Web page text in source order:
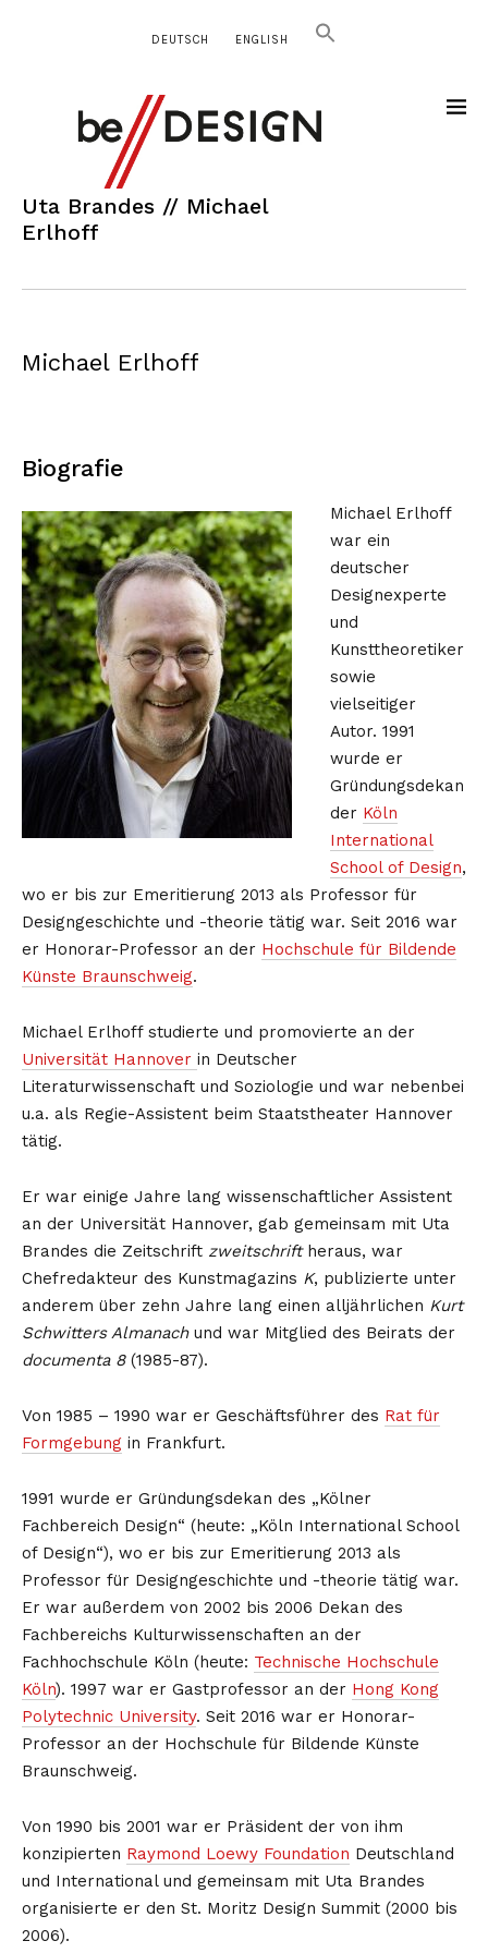
DEUTSCH ENGLISH
Uta Brandes // Michael
Erlhoff
Michael Erlhoff
Biografie
Michael Erlhoff
war ein
deutscher
Designexperte
und
Kunsttheoretiker
sowie
vielseitiger
Autor. 1991
wurde er
Gründungsdekan
der Köln
International
School of Design,
wo er bis zur Emeritierung 2013 als Professor für
Designgeschichte und -theorie tätig war. Seit 2016 war
er Honorar-Professor an der Hochschule für Bildende
Künste Braunschweig.
Michael Erlhoff studierte und promovierte an der
Universität Hannover in Deutscher
Literaturwissenschaft und Soziologie und war nebenbei
u.a. als Regie-Assistent beim Staatstheater Hannover
tätig.
Er war einige Jahre lang wissenschaftlicher Assistent
an der Universität Hannover, gab gemeinsam mit Uta
Brandes die Zeitschrift zweitschriftheraus, war
Chefredakteur des Kunstmagazins K, publizierte unter
anderem über zehn Jahre lang einen alljährlichen Kurt
Schwitters Almanachund war Mitglied des Beirats der
documenta 8(1985-87).
Von 1985 – 1990 war er Geschäftsführer des Rat für
Formgebung in Frankfurt.
1991 wurde er Gründungsdekan des „Kölner
Fachbereich Design“ (heute: „Köln International School
of Design“), wo er bis zur Emeritierung 2013 als
Professor für Designgeschichte und -theorie tätig war.
Er war außerdem von 2002 bis 2006 Dekan des
Fachbereichs Kulturwissenschaften an der
Fachhochschule Köln (heute: Technische Hochschule
Köln). 1997 war er Gastprofessor an der Hong Kong
Polytechnic University. Seit 2016 war er Honorar-
Professor an der Hochschule für Bildende Künste
Braunschweig.
Von 1990 bis 2001 war er Präsident der von ihm
konzipierten Raymond Loewy Foundation Deutschland
und International und gemeinsam mit Uta Brandes
organisierte er den St. Moritz Design Summit (2000 bis
2006).